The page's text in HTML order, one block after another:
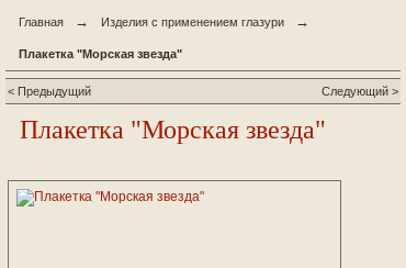
Главная → Изделия с применением глазури →
Плакетка "Морская звезда"
< Предыдущий Следующий >
Плакетка "Морская звезда"